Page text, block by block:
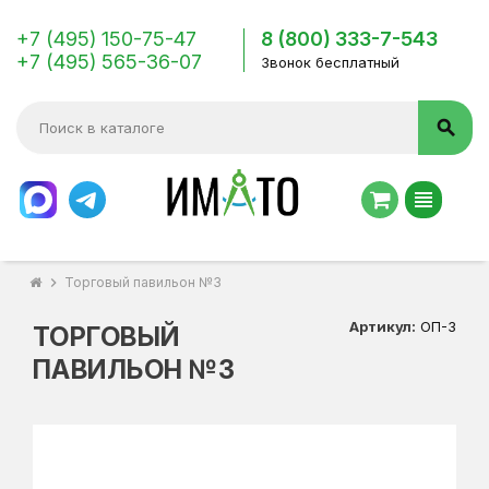
+7 (495) 150-75-47
+7 (495) 565-36-07
8 (800) 333-7-543
Звонок бесплатный
search
view_headline
chevron_right Торговый павильон №3
ТОРГОВЫЙ
ПАВИЛЬОН №3
Артикул: ОП-3